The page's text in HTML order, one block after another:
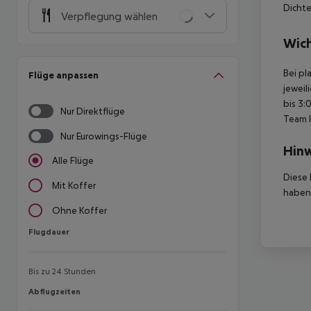
Verpflegung wählen
Flüge anpassen
Nur Direktflüge
Nur Eurowings-Flüge
Alle Flüge
Mit Koffer
Ohne Koffer
Flugdauer
Flugdauer
Bis zu 24 Stunden
Abflugzeiten
Abflugzeiten
Bei
bis
Team
Diese